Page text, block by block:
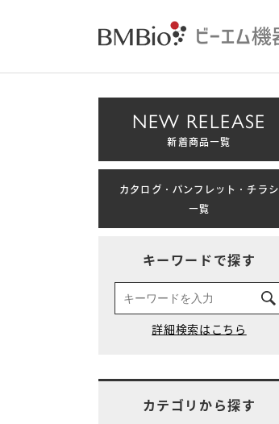
NEW RELEASE
新着商品一覧
カタログ・パンフレット・チラシ
一覧
キーワードで探す
カテゴリから探す